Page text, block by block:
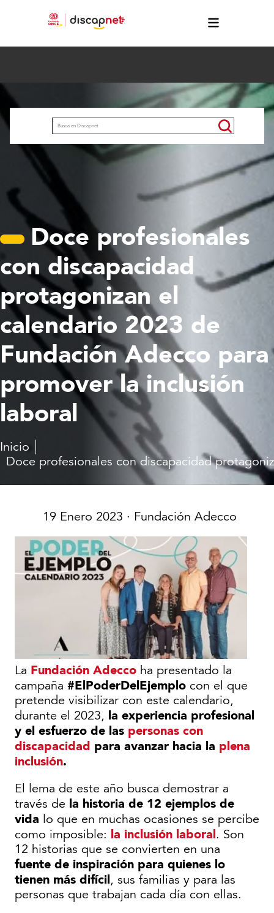
Doce profesionales
con discapacidad
protagonizan el
calendario 2023 de
Fundación Adecco para
promover la inclusión
laboral
Inicio
Doce profesionales con discapacidad
19 Enero 2023 · Fundación Adecco
La Fundación Adecco ha presentado la
campaña #ElPoderDelEjemplo con el que
pretende visibilizar con este calendario,
durante el 2023, la experiencia profesional
y el esfuerzo de las personas con
discapacidad para avanzar hacia la plena
inclusión.
El lema de este año busca demostrar a
través de la historia de 12 ejemplos de
vida lo que en muchas ocasiones se percibe
como imposible: la inclusión laboral. Son
12 historias que se convierten en una
fuente de inspiración para quienes lo
tienen más difícil, sus familias y para las
personas que trabajan cada día con ellas.